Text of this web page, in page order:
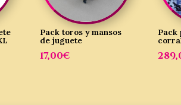
Pack toros y mansos
de juguete
17,00€
Pack